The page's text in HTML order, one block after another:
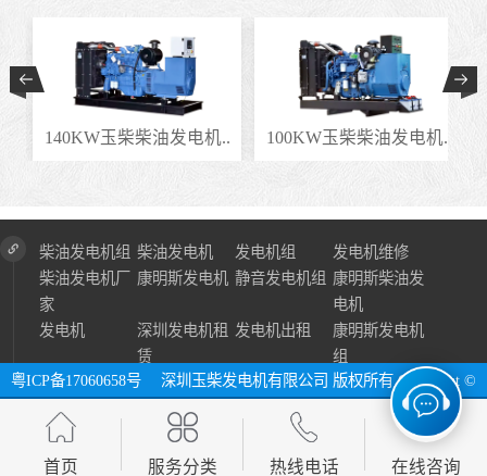
140KW玉柴柴油发电机.. 100KW玉柴柴油发电机..
柴油发电机组 柴油发电机 发电机组
发电机维修
柴油发电机厂
家
康明斯发电机 静音发电机组 康明斯柴油发
电机
发电机
深圳发电机租
赁
发电机出租
康明斯发电机
组
粤ICP备17060658号
深圳玉柴发电机有限公司 版权所有 Copyright ©
2024 All Right Reserve ⓔ 网址：http://www.szycfdj.com网站地图
首页 服务分类 热线电话 在线咨询